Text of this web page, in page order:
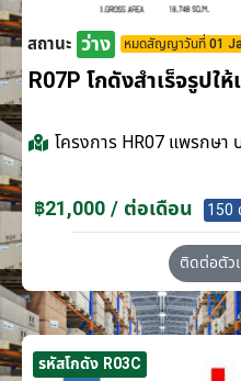
สถานะ ว่าง หมดสัญญาวันที่ 01
R07P โกดังสำเร็จรูปใ
โครงการ HR07 แพรกษา
฿21,000 / ต่อเดือน 150
ติดต่อตัว
รหัสโกดัง R03C